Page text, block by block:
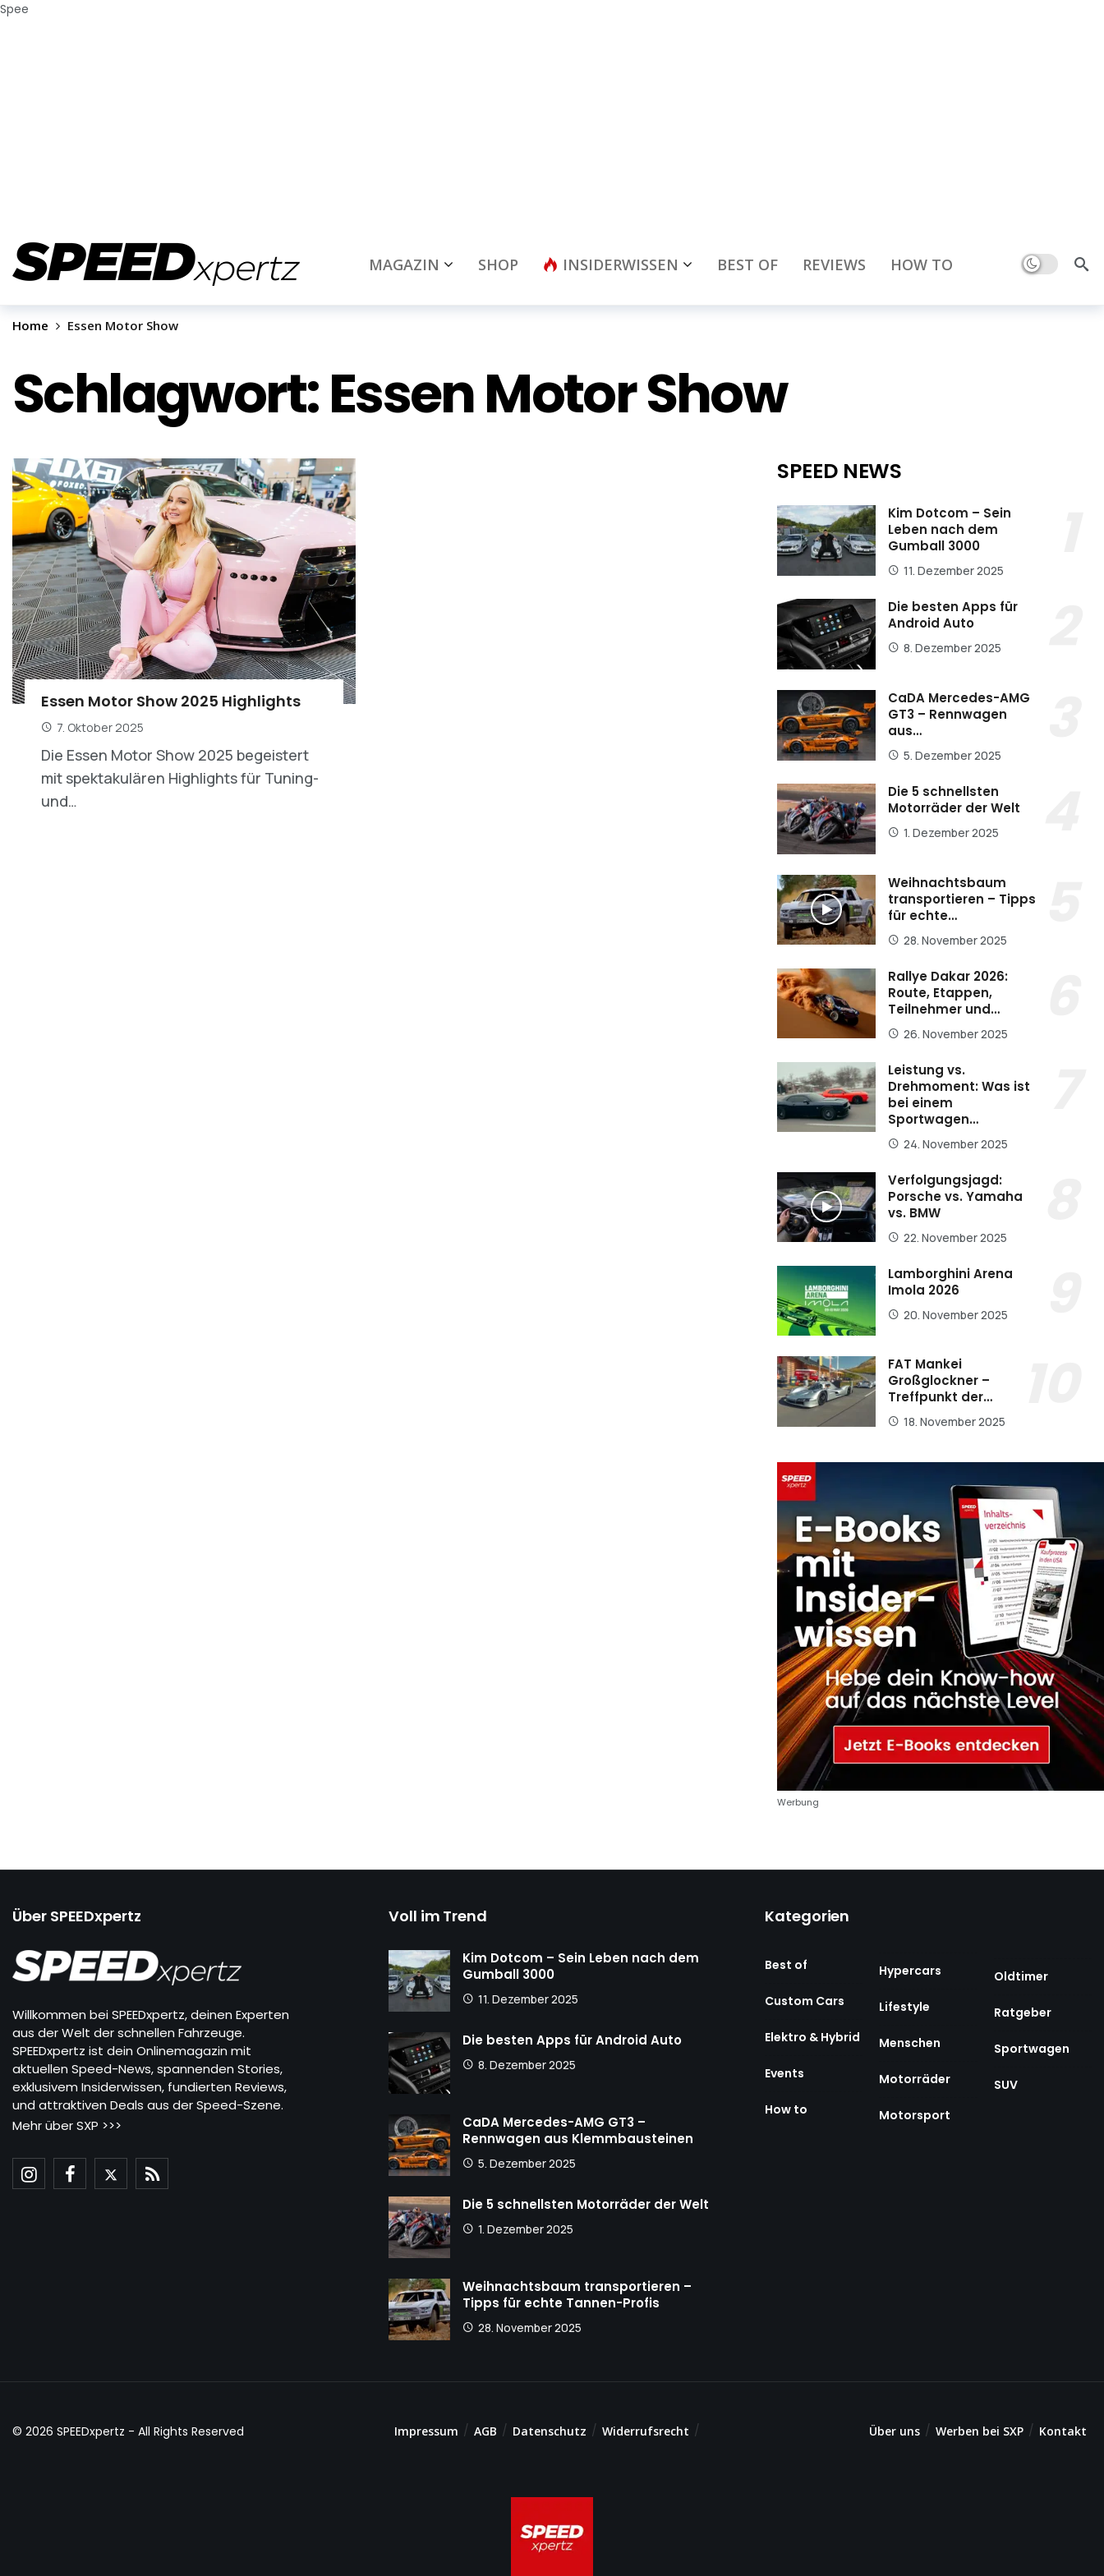
Spee
MAGAZIN SHOP INSIDERWISSEN BEST OF REVIEWS HOW TO Dark mode
Home Essen Motor Show
Schlagwort:Essen Motor Show
Essen Motor Show 2025 Highlights
7. Oktober 2025
Die Essen Motor Show 2025 begeistert
mit spektakulären Highlights für Tuning-
und…
SPEED NEWS
Kim Dotcom – Sein
Leben nach dem
Gumball 3000
11. Dezember 2025
Die besten Apps für
Android Auto
8. Dezember 2025
CaDA Mercedes-AMG
GT3 – Rennwagen
aus…
5. Dezember 2025
Die 5 schnellsten
Motorräder der Welt
1. Dezember 2025
Weihnachtsbaum
transportieren – Tipps
für echte…
28. November 2025
Rallye Dakar 2026:
Route, Etappen,
Teilnehmer und…
26. November 2025
Leistung vs.
Drehmoment: Was ist
bei einem
Sportwagen…
24. November 2025
Verfolgungsjagd:
Porsche vs. Yamaha
vs. BMW
22. November 2025
Lamborghini Arena
Imola 2026
20. November 2025
FAT Mankei
Großglockner –
Treffpunkt der…
18. November 2025
Werbung
Über SPEEDxpertz
Willkommen bei SPEEDxpertz, deinen Experten
aus der Welt der schnellen Fahrzeuge.
SPEEDxpertz ist dein Onlinemagazin mit
aktuellen Speed-News, spannenden Stories,
exklusivem Insiderwissen, fundierten Reviews,
und attraktiven Deals aus der Speed-Szene.
Mehr über SXP >>>
Voll im Trend
Kim Dotcom – Sein Leben nach dem
Gumball 3000
11. Dezember 2025
Die besten Apps für Android Auto
8. Dezember 2025
CaDA Mercedes-AMG GT3 –
Rennwagen aus Klemmbausteinen
5. Dezember 2025
Die 5 schnellsten Motorräder der Welt
1. Dezember 2025
Weihnachtsbaum transportieren –
Tipps für echte Tannen-Profis
28. November 2025
Kategorien
Best of
Custom Cars
Elektro & Hybrid
Events
How to
Hypercars
Lifestyle
Menschen
Motorräder
Motorsport
Oldtimer
Ratgeber
Sportwagen
SUV
© 2026 SPEEDxpertz - All Rights Reserved Impressum AGB Datenschutz Widerrufsrecht Über uns Werben bei SXP Kontakt